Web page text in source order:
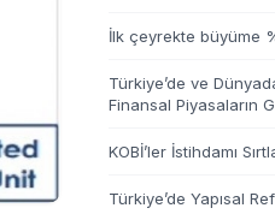
İlk çeyrekte büyüme
Türkiye’de ve
Finansal Piyasaların
KOBİ’ler İstihdamı
Türkiye’de Yapısal